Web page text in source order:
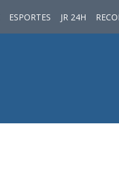
ESPORTES JR 24H